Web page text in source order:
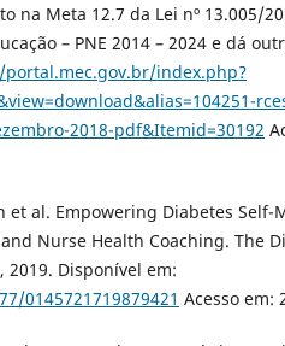
na Meta 12.7 da Lei nº 13.005/
– PNE 2014 – 2024 e dá
index.php?
2018-pdf&Itemid=30192
et al. Empowering Diabetes Self-
Nurse Health Coaching. The
2019. Disponível em:
0145721719879421 Acesso em: